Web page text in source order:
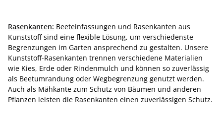
Rasenkanten: Beeteinfassungen und Rasenkanten aus
Kunststoff sind eine flexible Lösung, um verschiedenste
Begrenzungen im Garten ansprechend zu gestalten. Unsere
Kunststoff-Rasenkanten trennen verschiedene Materialien
wie Kies, Erde oder Rindenmulch und können so zuverlässig
als Beetumrandung oder Wegbegrenzung genutzt werden.
Auch als Mähkante zum Schutz von Bäumen und anderen
Pflanzen leisten die Rasenkanten einen zuverlässigen Schutz.